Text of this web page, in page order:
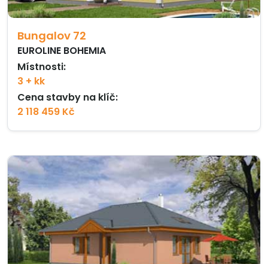
Bungalov 72
EUROLINE BOHEMIA
Místnosti:
3 + kk
Cena stavby na klíč:
2 118 459 Kč